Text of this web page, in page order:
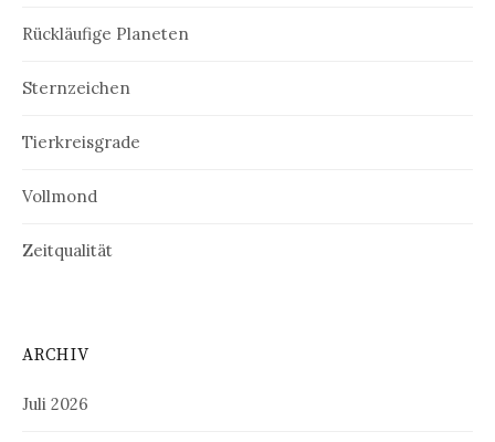
Rückläufige Planeten
Sternzeichen
Tierkreisgrade
Vollmond
Zeitqualität
ARCHIV
Juli 2026